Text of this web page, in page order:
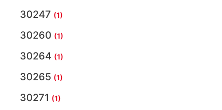
30247 (1)
30260 (1)
30264 (1)
30265 (1)
30271 (1)